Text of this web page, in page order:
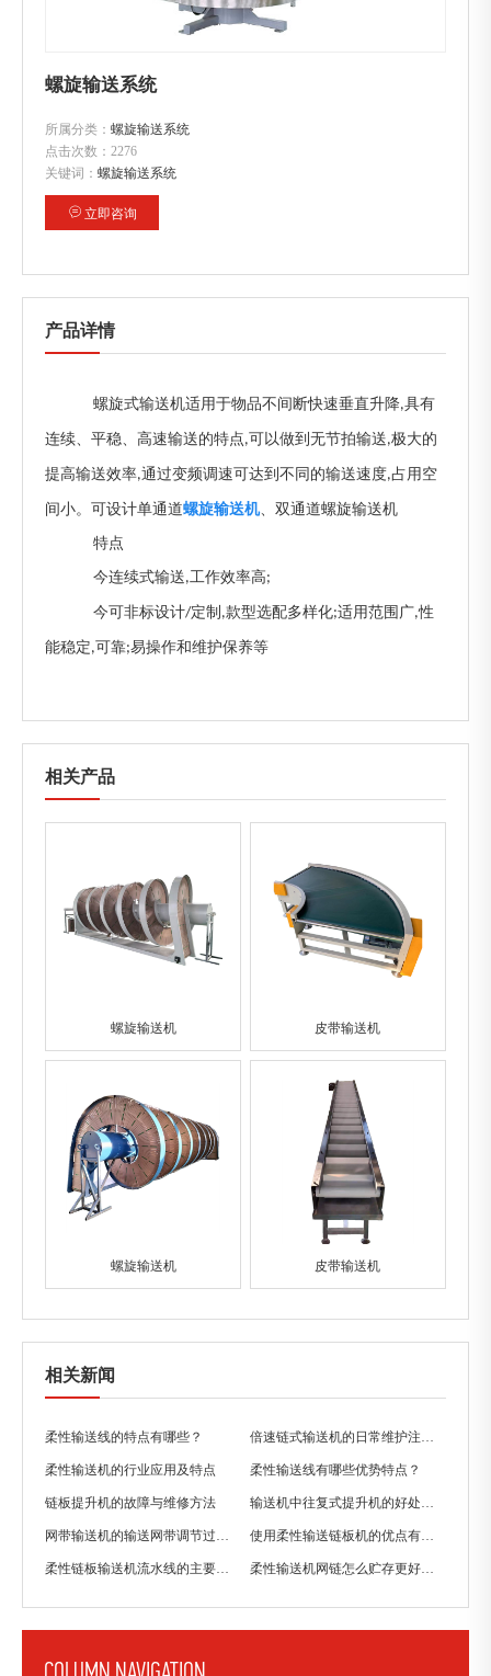
螺旋输送系统
所属分类： 螺旋输送系统
点击次数： 2276
关键词： 螺旋输送系统
立即咨询
产品详情
螺旋式输送机适用于物品不间断快速垂直升降,具有
连续、平稳、高速输送的特点,可以做到无节拍输送,极大的
提高输送效率,通过变频调速可达到不同的输送速度,占用空
间小。可设计单通道螺旋输送机、双通道螺旋输送机
特点
今连续式输送,工作效率高;
今可非标设计/定制 ,款型选配多样化;适用范围广,性
能稳定,可靠;易操作和维护保养等
相关产品
螺旋输送机 皮带输送机
螺旋输送机 皮带输送机
相关新闻
柔性输送线的特点有哪些？ 倍速链式输送机的日常维护注意事项
柔性输送机的行业应用及特点 柔性输送线有哪些优势特点？
链板提升机的故障与维修方法 输送机中往复式提升机的好处有哪些？
网带输送机的输送网带调节过紧有哪些缺点？ 使用柔性输送链板机的优点有哪些？
柔性链板输送机流水线的主要特点 柔性输送机网链怎么贮存更好一些？